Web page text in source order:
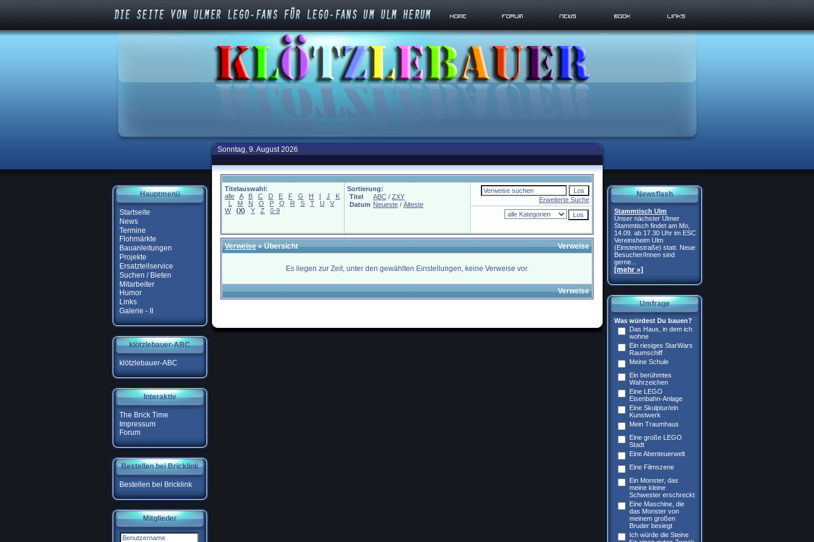
Hauptmenü
Startseite
News
Termine
Flohmärkte
Bauanleitungen
Projekte
Ersatzteilservice
Suchen / Bieten
Mitarbeiter
Humor
Links
Galerie - II
klötzlebauer-ABC
klötzlebauer-ABC
Interaktiv
The Brick Time
Impressum
Forum
Bestellen bei Bricklink
Bestellen bei Bricklink
Mitglieder
Sonntag, 9. August 2026
Titelauswahl:
alle
A B C D E F G H I J
K
L
M N O P Q R S T U
V
W
(X) Y Z 0-9
Sortierung:
Titel
ABC / ZXY
Datum Neueste / Älteste
Erweiterte Suche
Verweise» Übersicht Verweise
Es liegen zur Zeit, unter den gewählten Einstellungen, keine Verweise vor.
Verweise
Newsflash
Stammtisch Ulm
Unser nächster Ulmer
Stammtisch findet am Mo,
14.09. ab 17.30 Uhr im ESC
Vereinsheim Ulm
(Einsteinstraße) statt. Neue
Besucher/Innen sind
gerne...
[mehr »]
Umfrage
Was würdest Du bauen?
Das Haus, in dem ich
wohne
Ein riesiges StarWars
Raumschiff
Meine Schule
Ein berühmtes
Wahrzeichen
Eine LEGO
Eisenbahn-Anlage
Eine Skulptur/ein
Kunstwerk
Mein Traumhaus
Eine große LEGO
Stadt
Eine Abenteuerwelt
Eine Filmszene
Ein Monster, das
meine kleine
Schwester erschreckt
Eine Maschine, die
das Monster von
meinem großen
Bruder besiegt
Ich würde die Steine